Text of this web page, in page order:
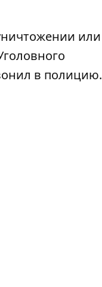
или
в полицию.